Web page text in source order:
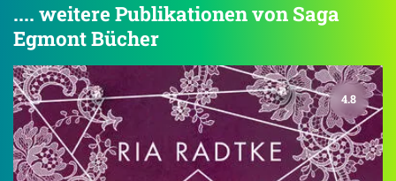
.... weitere Publikationen von Saga
Egmont Bücher
4.8